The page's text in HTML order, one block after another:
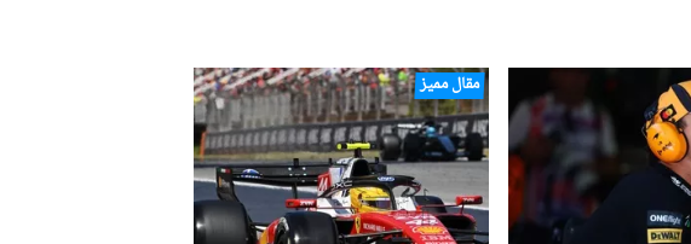
مقال مميز